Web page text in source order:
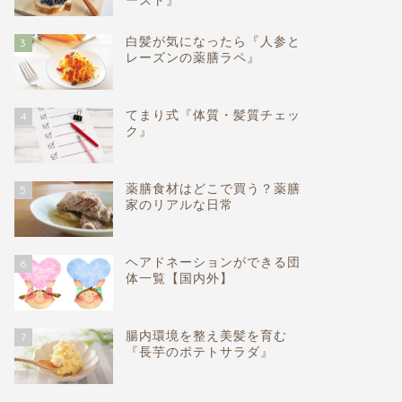
3
白髪が気になったら『人参と
レーズンの薬膳ラペ』
4
てまり式『体質・髪質チェッ
ク』
5
薬膳食材はどこで買う？薬膳
家のリアルな日常
6
ヘアドネーションができる団
体一覧【国内外】
7
腸内環境を整え美髪を育む
『長芋のポテトサラダ』